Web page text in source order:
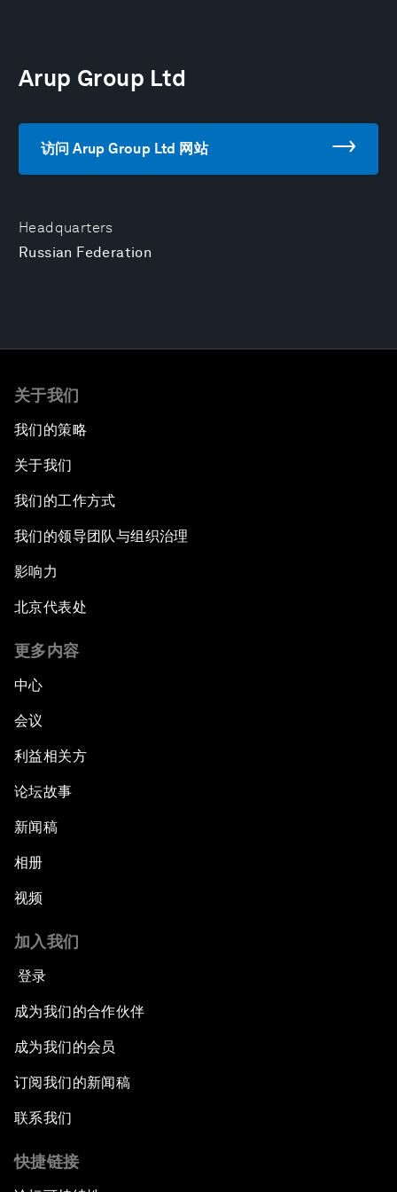
Headquarters
Russian Federation
Arup Group Ltd
访问 Arup Group Ltd 网站
关于我们
我们的策略
关于我们
我们的工作方式
我们的领导团队与组织治理
影响力
北京代表处
更多内容
中心
会议
利益相关方
论坛故事
新闻稿
相册
视频
加入我们
登录
成为我们的合作伙伴
成为我们的会员
订阅我们的新闻稿
联系我们
快捷链接